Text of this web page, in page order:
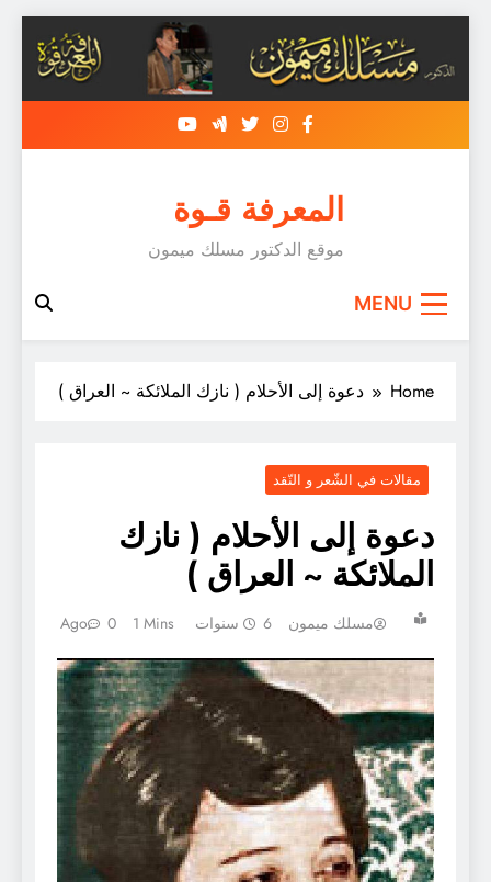
content
المعرفة قـوة
موقع الدكتور مسلك ميمون
MENU
Home دعوة إلى الأحلام ( نازك الملائكة ~ العراق )
مقالات في الشّعر و النّقد
دعوة إلى الأحلام ( نازك
الملائكة ~ العراق )
مسلك ميمون 6 سنوات Ago 0 1 Mins